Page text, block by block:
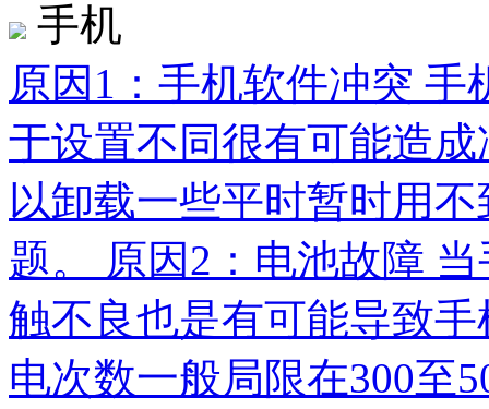
手机
原因1：手机软件冲突
于设置不同很有可能造
以卸载一些平时暂时用
题。 原因2：电池故障
触不良也是有可能导致
电次数一般局限在300至